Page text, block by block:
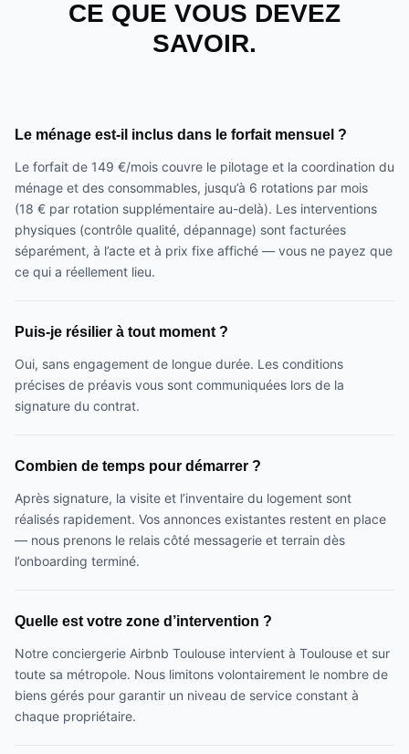
CE QUE VOUS DEVEZ
SAVOIR.
Le ménage est-il inclus dans le forfait mensuel ?
Le forfait de 149 €/mois couvre le pilotage et la coordination du
ménage et des consommables, jusqu’à 6 rotations par mois
(18 € par rotation supplémentaire au-delà). Les interventions
physiques (contrôle qualité, dépannage) sont facturées
séparément, à l’acte et à prix fixe affiché — vous ne payez que
ce qui a réellement lieu.
Puis-je résilier à tout moment ?
Oui, sans engagement de longue durée. Les conditions
précises de préavis vous sont communiquées lors de la
signature du contrat.
Combien de temps pour démarrer ?
Après signature, la visite et l’inventaire du logement sont
réalisés rapidement. Vos annonces existantes restent en place
— nous prenons le relais côté messagerie et terrain dès
l’onboarding terminé.
Quelle est votre zone d’intervention ?
Notre conciergerie Airbnb Toulouse intervient à Toulouse et sur
toute sa métropole. Nous limitons volontairement le nombre de
biens gérés pour garantir un niveau de service constant à
chaque propriétaire.